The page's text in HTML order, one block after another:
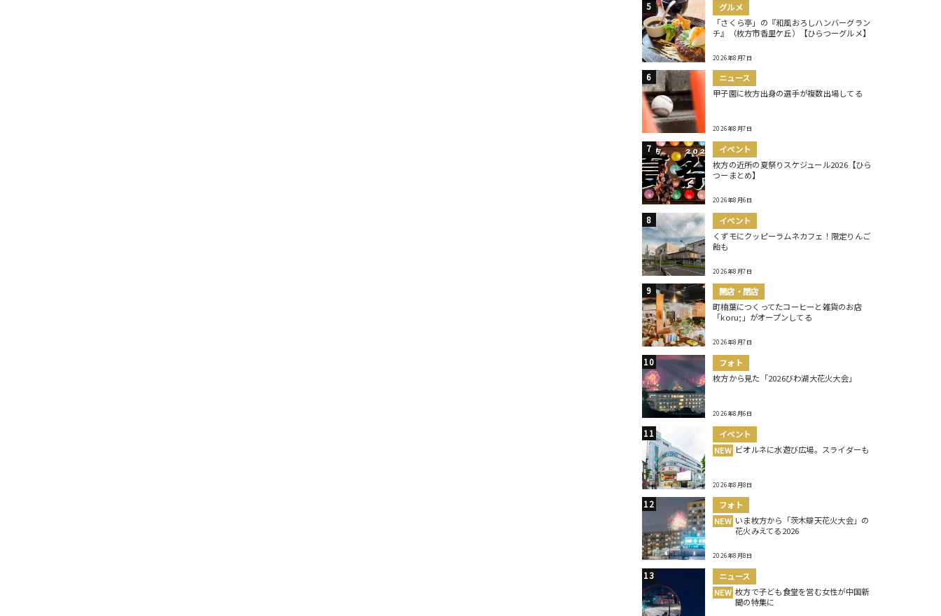
グルメ
「さくら亭」の『和風おろしハンバーグラン
チ』（枚方市香里ケ丘）【ひらつーグルメ】
2026年8月7日
ニュース
甲子園に枚方出身の選手が複数出場してる
2026年8月7日
イベント
枚方の近所の夏祭りスケジュール2026【ひら
つーまとめ】
2026年8月6日
イベント
くずモにクッピーラムネカフェ！限定りんご
飴も
2026年8月7日
開店・閉店
町楠葉につくってたコーヒーと雑貨のお店
「koru;」がオープンしてる
2026年8月7日
フォト
枚方から見た「2026びわ湖大花火大会」
2026年8月6日
イベント
NEW ビオルネに水遊び広場。スライダーも
2026年8月8日
フォト
NEW いま枚方から「茨木辯天花火大会」の
花火みえてる2026
2026年8月8日
ニュース
NEW 枚方で子ども食堂を営む女性が中国新
聞の特集に